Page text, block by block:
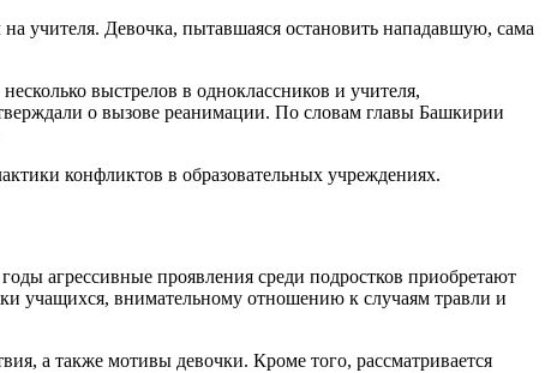
учителя. Девочка, пытавшаяся остановить нападавшую, сама
выстрелов в одноклассников и учителя,
о вызове реанимации. По словам главы Башкирии
конфликтов в образовательных учреждениях.
агрессивные проявления среди подростков приобретают
учащихся, внимательному отношению к случаям травли и
а также мотивы девочки. Кроме того, рассматривается